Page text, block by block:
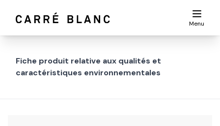
Menu
Fiche produit relative aux qualités et
caractéristiques environnementales